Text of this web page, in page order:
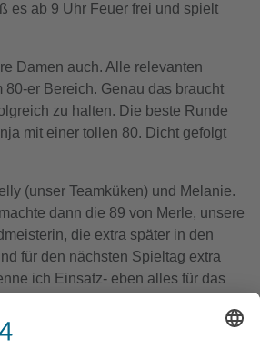
es ab 9 Uhr Feuer frei und spielt
Damen auch. Alle relevanten
80-er Bereich. Genau das braucht
zu halten. Die beste Runde
mit einer tollen 80. Dicht gefolgt
(unser Teamküken) und Melanie.
dann die 89 von Merle, unsere
die extra später in den
für den nächsten Spieltag extra
ich Einsatz- eben alles für das
oben erwähnt, zu wenig Öl